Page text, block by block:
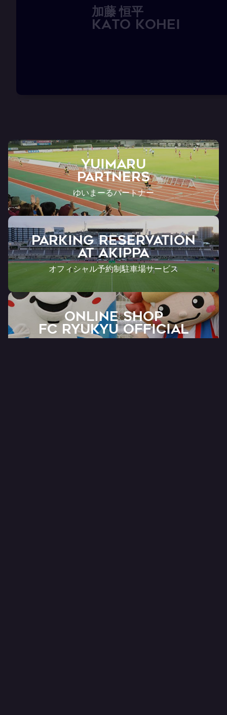
加藤恒平
KATO Kohei
YUIMARU
Partners
ゆいまーるパートナー
PARKING RESERVATION
AT Akippa
オフィシャル予約制駐車場サービス
ONLINE SHOP
FC RYUKYU OFFICIAL